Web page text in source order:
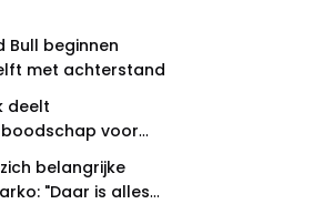
Bull beginnen
met achterstand
deelt
voor
belangrijke
"Daar is alles